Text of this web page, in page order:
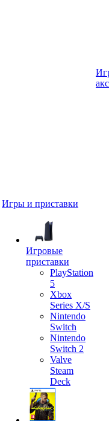
Игры и приставки
Игровые
приставки
PlayStation
5
Xbox
Series X/S
Nintendo
Switch
Nintendo
Switch 2
Valve
Steam
Deck